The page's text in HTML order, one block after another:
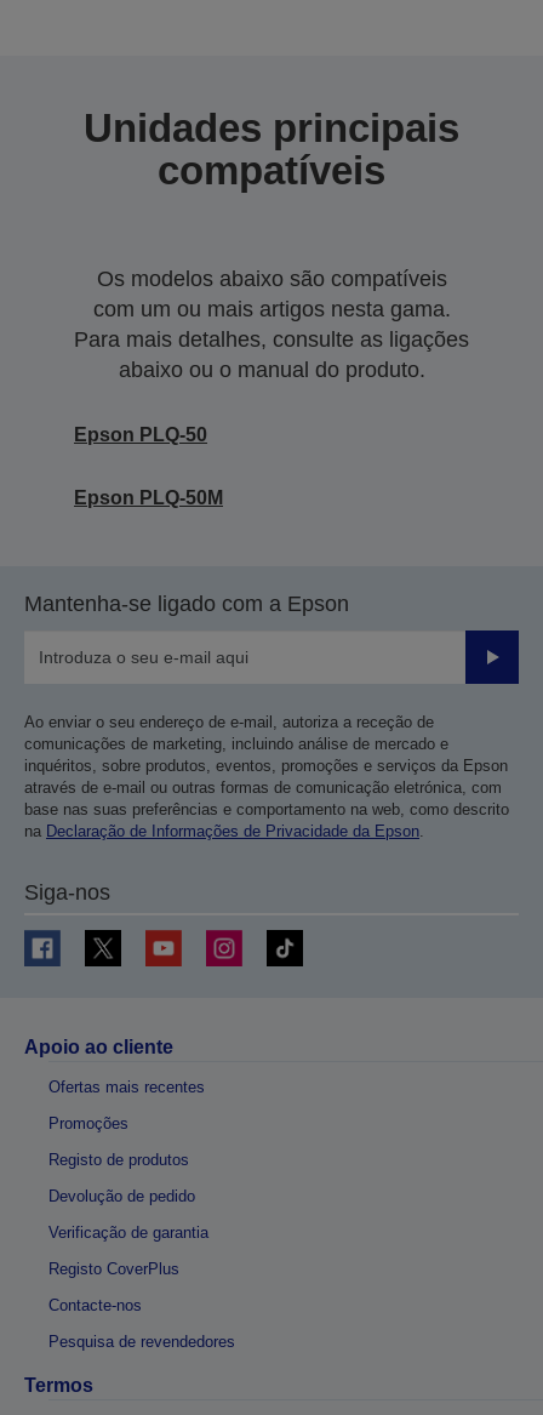
Unidades principais
compatíveis
Os modelos abaixo são compatíveis
com um ou mais artigos nesta gama.
Para mais detalhes, consulte as ligações
abaixo ou o manual do produto.
Epson PLQ-50
Epson PLQ-50M
Mantenha-se ligado com a Epson
Enviar
Ao enviar o seu endereço de e-mail, autoriza a receção de
comunicações de marketing, incluindo análise de mercado e
inquéritos, sobre produtos, eventos, promoções e serviços da Epson
através de e-mail ou outras formas de comunicação eletrónica, com
base nas suas preferências e comportamento na web, como descrito
na Declaração de Informações de Privacidade da Epson.
Siga-nos
Apoio ao cliente
Ofertas mais recentes
Promoções
Registo de produtos
Devolução de pedido
Verificação de garantia
Registo CoverPlus
Contacte-nos
Pesquisa de revendedores
Termos